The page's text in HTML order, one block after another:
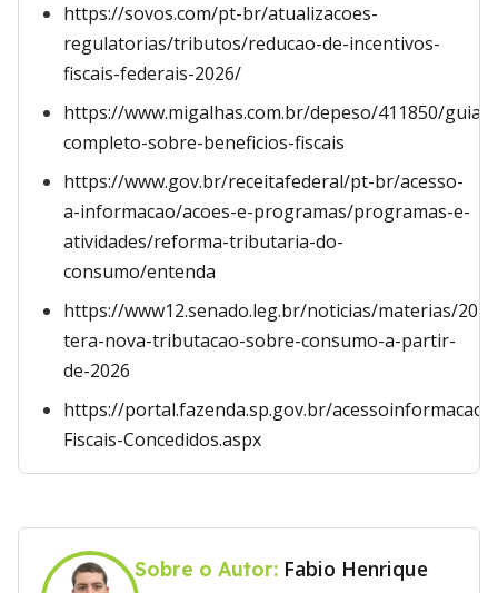
https://sovos.com/pt-br/atualizacoes-
regulatorias/tributos/reducao-de-incentivos-
fiscais-federais-2026/
https://www.migalhas.com.br/depeso/411850/guia-
completo-sobre-beneficios-fiscais
https://www.gov.br/receitafederal/pt-br/acesso-
a-informacao/acoes-e-programas/programas-e-
atividades/reforma-tributaria-do-
consumo/entenda
https://www12.senado.leg.br/noticias/materias/
tera-nova-tributacao-sobre-consumo-a-partir-
de-2026
https://portal.fazenda.sp.gov.br/acessoinformacao/
Fiscais-Concedidos.aspx
Sobre o Autor: Fabio Henrique